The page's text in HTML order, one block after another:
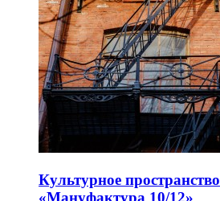
Культурное пространство
«Мануфактура 10/12»